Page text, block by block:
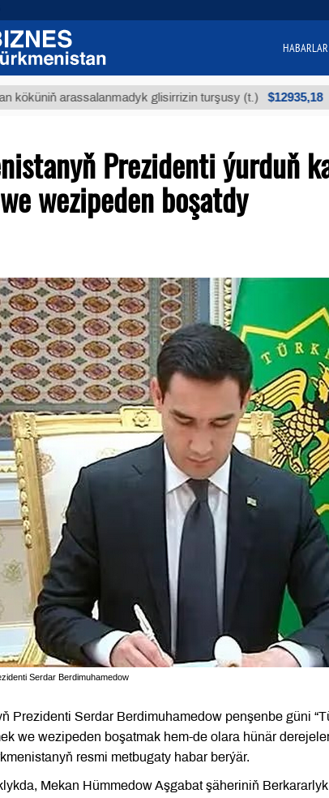
arassalanmadyk glisirrizin turşusy (t.) $12935,18
Prezidenti ýurduň
wezipeden boşatdy
Serdar Berdimuhamedow
Prezidenti Serdar Berdimuhamedow penşenbe güni
we wezipeden boşatmak hem-de olara hünär
resmi metbugaty habar berýär.
Mekan Hümmedow Aşgabat şäheriniň
HABARLAR